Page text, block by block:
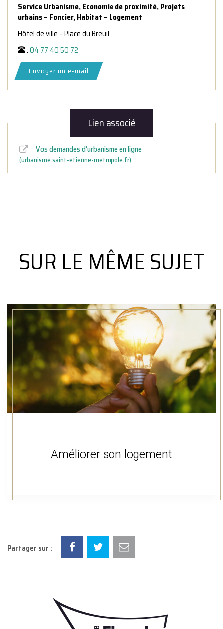
Service Urbanisme, Economie de proximité, Projets
urbains – Foncier, Habitat – Logement
Hôtel de ville – Place du Breuil
:04 77 40 50 72
Envoyer un e-mail
Lien associé
Vos demandes d'urbanisme en ligne
urbanisme.saint-etienne-metropole.fr
SUR LE MÊME SUJET
Améliorer son logement
Partager sur :